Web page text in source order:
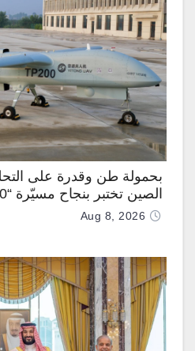
الصين تختبر بنجاح مسيّرة “TP200”
Aug 8, 2026